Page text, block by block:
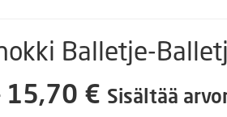
Balletje-
15,70 € Sisältää